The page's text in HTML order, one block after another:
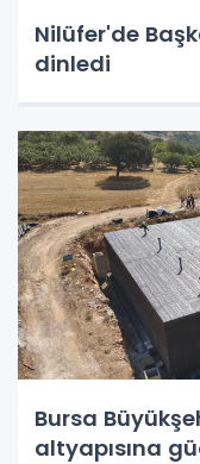
Nilüfer'de
dinledi
Bursa
altyapısına